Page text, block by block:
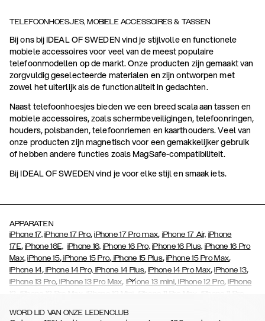
TELEFOONHOESJES, MOBIELE ACCESSOIRES & TASSEN
Bij ons bij IDEAL OF SWEDEN vind je stijlvolle en functionele
mobiele accessoires voor veel van de meest populaire
telefoonmodellen op de markt. Onze producten zijn gemaakt van
zorgvuldig geselecteerde materialen en zijn ontworpen met
zowel het uiterlijk als de functionaliteit in gedachten.
Naast telefoonhoesjes bieden we een breed scala aan tassen en
mobiele accessoires, zoals schermbeveiligingen, telefoonringen,
houders, polsbanden, telefoonriemen en kaarthouders. Veel van
onze producten zijn magnetisch voor een gemakkelijker gebruik
of hebben andere functies zoals MagSafe-compatibiliteit.
Bij IDEAL OF SWEDEN vind je voor elke stijl en smaak iets.
APPARATEN
iPhone 17, iPhone 17 Pro,iPhone 17 Pro max, iPhone 17 Air, iPhone
17E,iPhone 16E, iPhone 16, iPhone 16 Pro, iPhone 16 Plus, iPhone 16 Pro
Max, iPhone 15, iPhone 15 Pro, iPhone 15 Plus,iPhone 15 Pro Max,
iPhone 14,iPhone 14 Pro, iPhone 14 Plus,iPhone 14 Pro Max,iPhone 13,
iPhone 13 Pro, iPhone 13 Pro Max, iPhone 13 mini,iPhone 12 Pro,iPhone
12
iPhone 12 Pro Max iPhone 12 Mini iPhone 11 Pro Max iPhone 11 Pro
(2020),iPhone 8,iPhone 8 Plus,iPhone 7
WORD LID VAN ONZE LEDENCLUB